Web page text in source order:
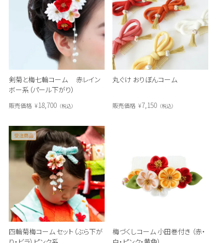
剣菊と梅七輪コーム 赤レイン
ボー系（パール下がり）
販売価格 ¥18,700 税込
丸ぐけ おりぼんコーム
販売価格 ¥7,150 税込
四輪菊梅コーム セット（ぶら下が
受注商品
梅づくしコーム 小田巻付き （赤・